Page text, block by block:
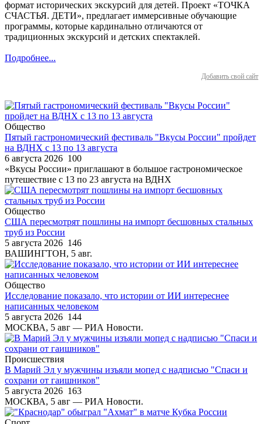
формат исторических экскурсий для детей. Проект «ТОЧКА
СЧАСТЬЯ. ДЕТИ», предлагает иммерсивные обучающие
программы, которые кардинально отличаются от
традиционных экскурсий и детских спектаклей.
Подробнее...
Добавить свой сайт
Общество
Пятый гастрономический фестиваль "Вкусы России" пройдет
на ВДНХ с 13 по 13 августа
6 августа 2026 100
«Вкусы России» приглашают в большое гастрономическое
путешествие с 13 по 23 августа на ВДНХ
Общество
США пересмотрят пошлины на импорт бесшовных стальных
труб из России
5 августа 2026 146
ВАШИНГТОН, 5 авг.
Общество
Исследование показало, что истории от ИИ интереснее
написанных человеком
5 августа 2026 144
МОСКВА, 5 авг — РИА Новости.
Происшествия
В Марий Эл у мужчины изъяли мопед с надписью "Спаси и
сохрани от гаишников"
5 августа 2026 163
МОСКВА, 5 авг — РИА Новости.